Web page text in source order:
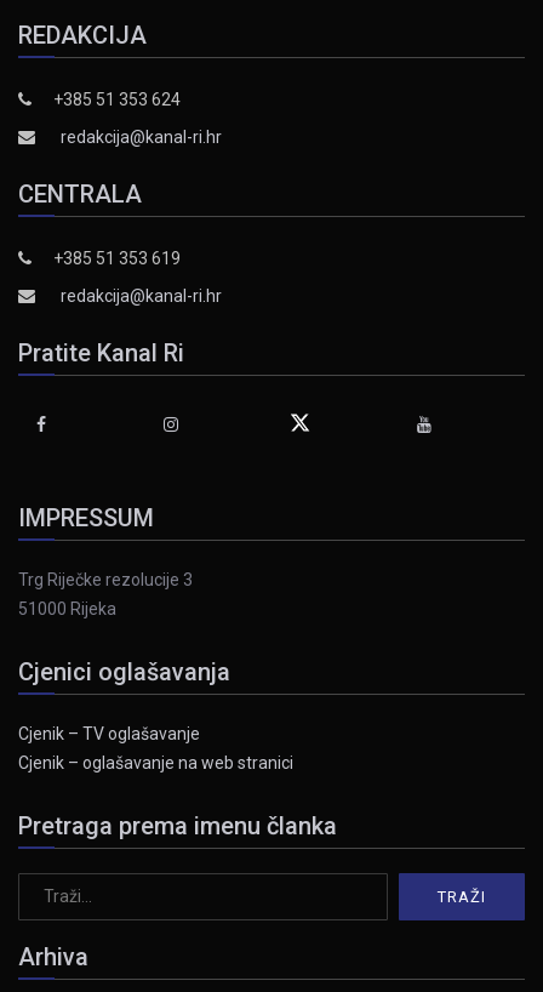
REDAKCIJA
+385 51 353 624
redakcija@kanal-ri.hr
CENTRALA
+385 51 353 619
redakcija@kanal-ri.hr
Pratite Kanal Ri
IMPRESSUM
Trg Riječke rezolucije 3
51000 Rijeka
Cjenici oglašavanja
Cjenik – TV oglašavanje
Cjenik – oglašavanje na web stranici
Pretraga prema imenu članka
Arhiva